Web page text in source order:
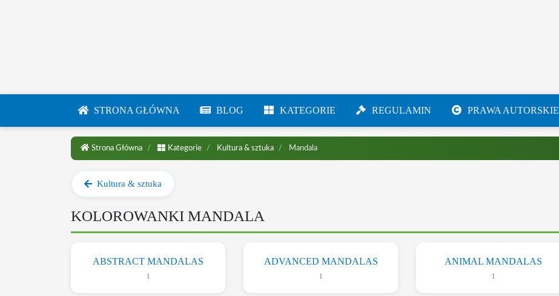
STRONA GŁÓWNA BLOG KATEGORIE REGULAMIN PRAWA AUTORSKIE
Strona Główna Kategorie Kultura & sztuka Mandala
Kultura & sztuka
KOLOROWANKI MANDALA
ABSTRACT MANDALAS
1
ADVANCED MANDALAS
1
ANIMAL MANDALAS
1